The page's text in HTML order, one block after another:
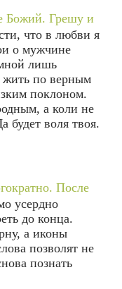
Божий. Грешу и
что в любви я
о мужчине
лишь
по верным
поклоном.
а коли не
воля твоя.
После
усердно
до конца.
а иконы
позволят не
познать